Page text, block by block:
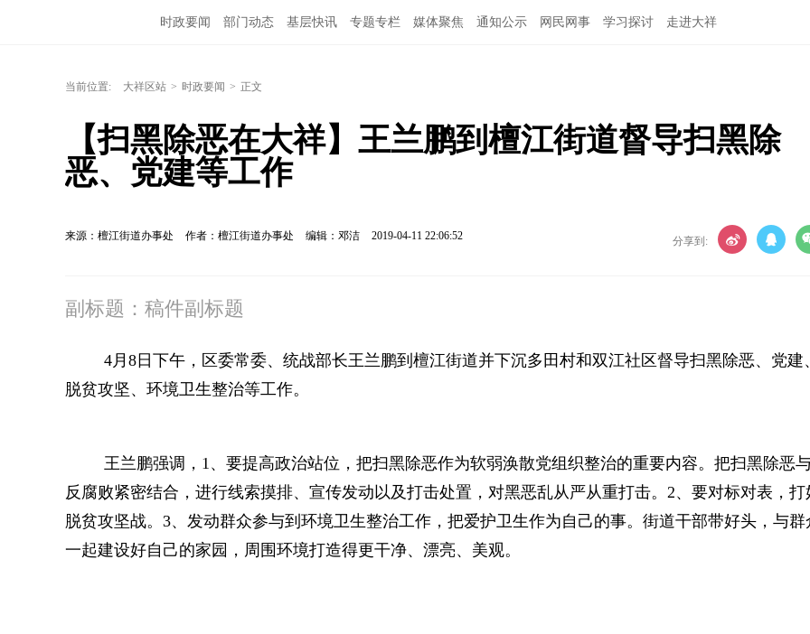
时政要闻 部门动态 基层快讯 专题专栏 媒体聚焦 通知公示 网民网事 学习探讨 走进大祥
当前位置: 大祥区站 > 时政要闻 > 正文
【扫黑除恶在大祥】王兰鹏到檀江街道督导扫黑除
恶、党建等工作
来源：檀江街道办事处 作者：檀江街道办事处 编辑：邓洁 2019-04-11 22:06:52 分享到:
副标题：稿件副标题
4月8日下午，区委常委、统战部长王兰鹏到檀江街道并下沉多田村和双江社区督导扫黑除恶、党建
脱贫攻坚、环境卫生整治等工作。
王兰鹏强调， 1、要提高政治站位， 把扫黑除恶作为软弱涣散党组织整治的重要内容。 把扫黑除恶
反腐败紧密结合，进行线索摸排、宣传发动以及打击处置，对黑恶乱从严从重打击。2、要对标对表，打
脱贫攻坚战。3、发动群众参与到环境卫生整治工作，把爱护卫生作为自己的事。街道干部带好头，与群
一起建设好自己的家园，周围环境打造得更干净、漂亮、美观。